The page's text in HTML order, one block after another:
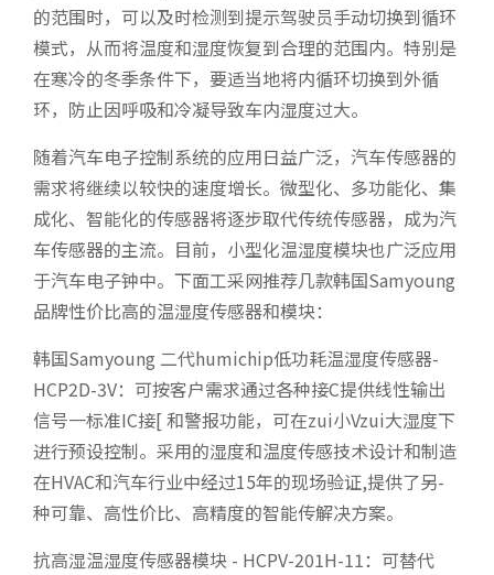
的范围时，可以及时检测到提示驾驶员手动切换到循环
模式，从而将温度和湿度恢复到合理的范围内。特别是
在寒冷的冬季条件下，要适当地将内循环切换到外循
环，防止因呼吸和冷凝导致车内湿度过大。
随着汽车电子控制系统的应用日益广泛，汽车传感器的
需求将继续以较快的速度增长。微型化、多功能化、集
成化、智能化的传感器将逐步取代传统传感器，成为汽
车传感器的主流。目前，小型化温湿度模块也广泛应用
于汽车电子钟中。下面工采网推荐几款韩国Samyoung
品牌性价比高的温湿度传感器和模块：
韩国Samyoung 二代humichip低功耗温湿度传感器-
HCP2D-3V：可按客户需求通过各种接C提供线性输出
信号一标准IC接[ 和警报功能，可在zui小Vzui大湿度下
进行预设控制。采用的湿度和温度传感技术设计和制造
在HVAC和汽车行业中经过15年的现场验证,提供了另-
种可靠、高性价比、高精度的智能传解决方案。
抗高湿温湿度传感器模块 - HCPV-201H-11：可替代